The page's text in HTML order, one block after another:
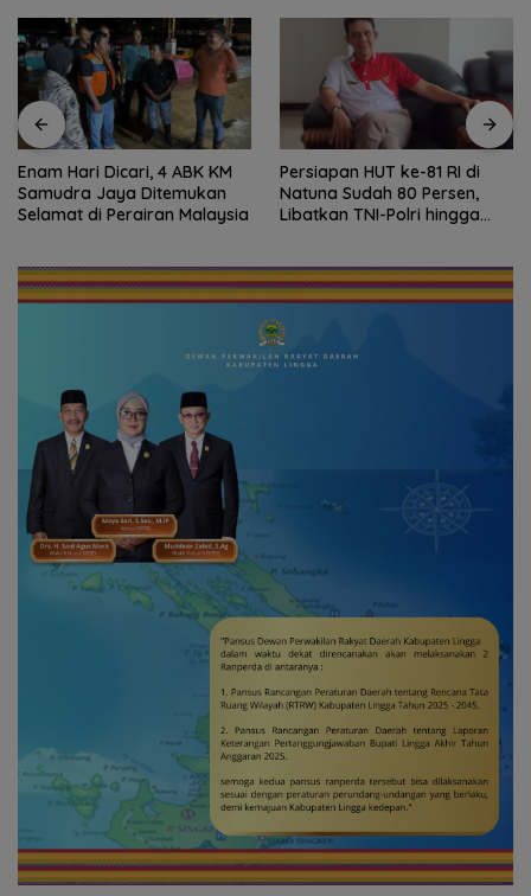
Enam Hari Dicari, 4 ABK KM
Samudra Jaya Ditemukan
Selamat di Perairan Malaysia
Persiapan HUT ke-81 RI di
Natuna Sudah 80 Persen,
Libatkan TNI-Polri hingga